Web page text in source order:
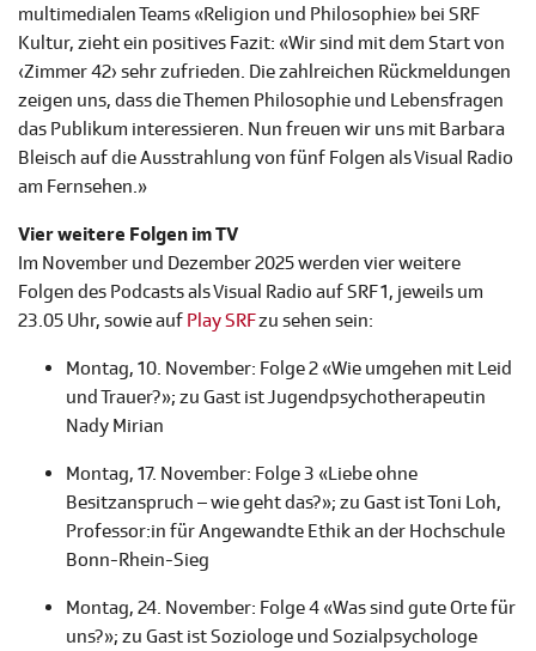
multimedialen Teams «Religion und Philosophie» bei SRF
Kultur, zieht ein positives Fazit: «Wir sind mit dem Start von
‹Zimmer 42› sehr zufrieden. Die zahlreichen Rückmeldungen
zeigen uns, dass die Themen Philosophie und Lebensfragen
das Publikum interessieren. Nun freuen wir uns mit Barbara
Bleisch auf die Ausstrahlung von fünf Folgen als Visual Radio
am Fernsehen.»
Vier weitere Folgen im TV
Im November und Dezember 2025 werden vier weitere
Folgen des Podcasts als Visual Radio auf SRF 1, jeweils um
23.05 Uhr, sowie auf Play SRFzu sehen sein:
Montag, 10. November: Folge 2 «Wie umgehen mit Leid
und Trauer?»; zu Gast ist Jugendpsychotherapeutin
Nady Mirian
Montag, 17. November: Folge 3 «Liebe ohne
Besitzanspruch – wie geht das?»; zu Gast ist Toni Loh,
Professor:in für Angewandte Ethik an der Hochschule
Bonn-Rhein-Sieg
Montag, 24. November: Folge 4 «Was sind gute Orte für
uns?»; zu Gast ist Soziologe und Sozialpsychologe